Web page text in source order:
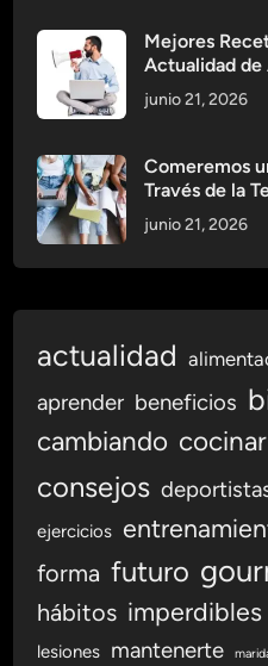
Mejores
Actualidad
junio 21, 2026
Comeremos
Través de la
junio 21, 2026
actualidad
aprender beneficios
cambiando cocinar
consejos
ejercicios
forma futuro
hábitos imperdibles
lesiones mantenerte